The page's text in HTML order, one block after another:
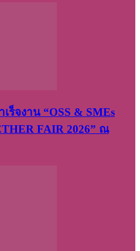
ร็จงาน “OSS & SMEs
FAIR 2026” ณ